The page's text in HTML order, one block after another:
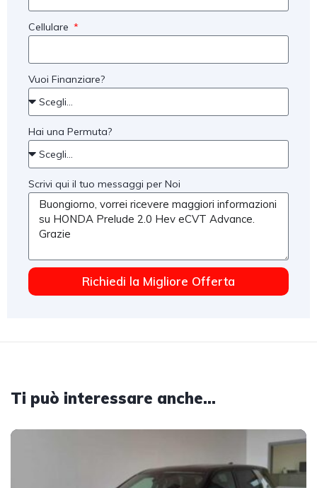
Cellulare
Vuoi Finanziare?
Hai una Permuta?
Scrivi qui il tuo messaggi per Noi
Richiedi la Migliore Offerta
Ti può interessare anche...